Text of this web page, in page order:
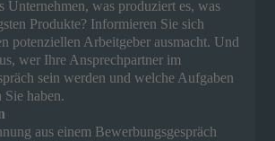
Unternehmen, was produziert es, was
Produkte? Informieren Sie sich
potenziellen Arbeitgeber ausmacht. Und
wer Ihre Ansprechpartner im
sein werden und welche Aufgaben
Sie haben.
aus einem Bewerbungsgespräch